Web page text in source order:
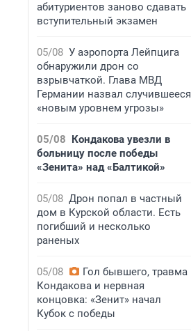
абитуриентов заново сдавать
вступительный экзамен
05/08 У аэропорта Лейпцига
обнаружили дрон со
взрывчаткой. Глава МВД
Германии назвал случившееся
«новым уровнем угрозы»
05/08 Кондакова увезли в
больницу после победы
«Зенита» над «Балтикой»
05/08 Дрон попал в частный
дом в Курской области. Есть
погибший и несколько
раненых
05/08
Гол бывшего, травма
Кондакова и нервная
концовка: «Зенит» начал
Кубок с победы